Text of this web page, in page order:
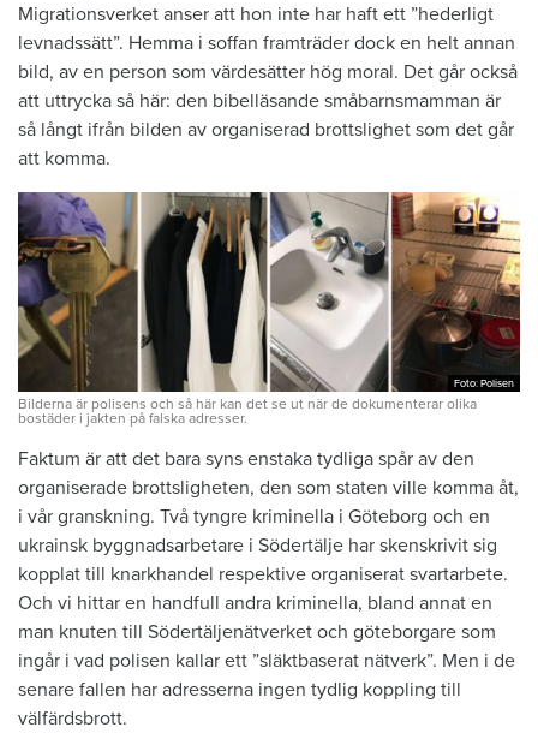
Migrationsverket anser att hon inte har haft ett ”hederligt
levnadssätt”. Hemma i soffan framträder dock en helt annan
bild, av en person som värdesätter hög moral. Det går också
att uttrycka så här: den bibelläsande småbarnsmamman är
så långt ifrån bilden av organiserad brottslighet som det går
att komma.
Foto: Polisen
Foto: Polisen
Bilderna är polisens och så här kan det se ut när de dokumenterar olika
bostäder i jakten på falska adresser.
Faktum är att det bara syns enstaka ­tydliga spår av den
organiserade brottsligheten, den som staten ville komma åt,
i vår granskning. Två tyngre kriminella i Göteborg och en
ukrainsk byggnadsarbetare i Södertälje har skenskrivit sig
kopplat till knarkhandel respektive organiserat svartarbete.
Och vi hittar en handfull andra kriminella, bland annat en
man knuten till Södertäljenätverket och göteborgare som
ingår i vad polisen kallar ett ”släktbaserat nätverk”. Men i de
senare fallen har adresserna ingen tydlig koppling till
välfärdsbrott.